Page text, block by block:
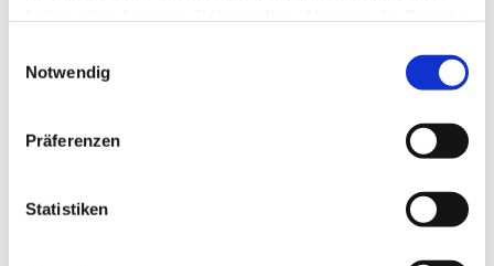
Ihre Einwilligung trifft auf die folgenden Domains zu:
ludwig-freytag.de, freytag-vdlinde.de, franz-wickel.de,
lfservice.de, lmr-drilling.de, mette-wasserbau.de, rmt-
Notwendig
Präferenzen
Statistiken
info@ludwig-freytag.de
KONTAKT